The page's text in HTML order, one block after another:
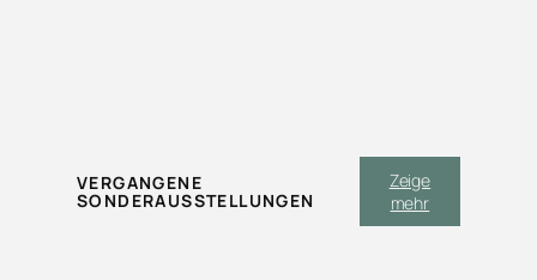
VERGANGENE
SONDERAUSSTELLUNGEN
Zeige
mehr